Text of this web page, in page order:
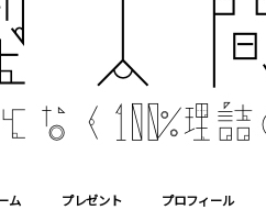
ム プレゼント プロフィール